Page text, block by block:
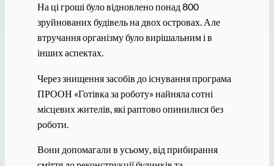
На ці гроші було відновлено понад 800
зруйнованих будівель на двох островах. Але
втручання організму було вирішальним і в
інших аспектах.
Через знищення засобів до існування програма
ПРООН «Готівка за роботу» найняла сотні
місцевих жителів, які раптово опинилися без
роботи.
Вони допомагали в усьому, від прибирання